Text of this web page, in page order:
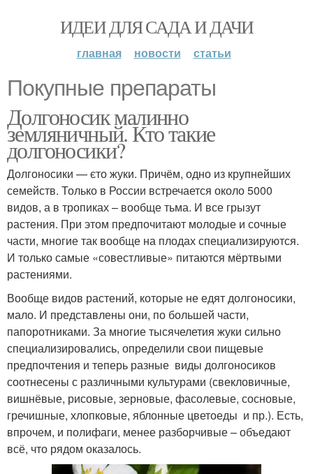
ИДЕИ ДЛЯ САДА И ДАЧИ
главная новости статьи
Покупные препараты
Долгоносик малинно
земляничный. Кто такие
долгоносики?
Долгоносики — єто жуки. Причём, одно из крупнейших
семейств. Только в России встречается около 5000
видов, а в тропиках – вообще тьма. И все грызут
растения. При этом предпочитают молодые и сочные
части, многие так вообще на плодах специализируются.
И только самые «совестливые» питаются мёртвыми
растениями.
Вообще видов растений, которые не едят долгоносики,
мало. И представлены они, по большей части,
папоротниками. За многие тысячелетия жуки сильно
специализировались, определили свои пищевые
предпочтения и теперь разные виды долгоносиков
соотнесены с различными культурами (свекловичные,
вишнёвые, рисовые, зерновые, фасолевые, сосновые,
гречишные, хлопковые, яблонные цветоеды и пр.). Есть,
впрочем, и полифаги, менее разборчивые – объедают
всё, что рядом оказалось.